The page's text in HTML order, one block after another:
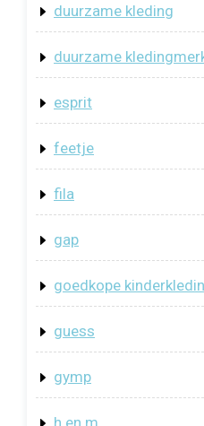
duurzame kleding
duurzame
esprit
feetje
fila
gap
goedkope
guess
gymp